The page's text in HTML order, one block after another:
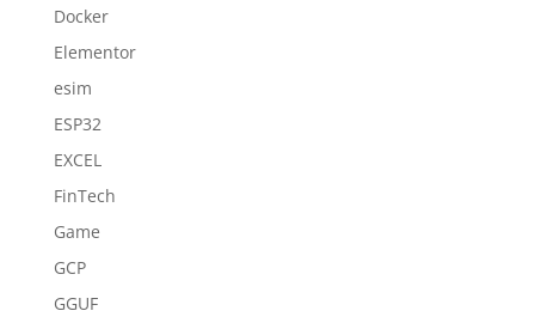
Docker
Elementor
esim
ESP32
EXCEL
FinTech
Game
GCP
GGUF